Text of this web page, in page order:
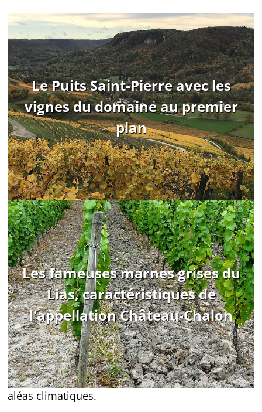
Le Puits Saint-Pierre avec les
vignes du domaine au premier
plan
Les fameuses marnes grises du
Lias, caractéristiques de
l'appellation Château-Chalon
Aujourd’hui ce sont Laurent et Christelle qui
prennent soin du domaine, et qui ont repris le
flambeau de leur père. Les vins sont exportés sur
les plus belles tables du monde et il n’y a jamais
assez de production pour satisfaire la demande,
tant les rendements sont mesurés (30 à 35 hl par
hectare). De plus les récoltes récentes des années
2016 et 2017 ont été amputées suite à divers
aléas climatiques.